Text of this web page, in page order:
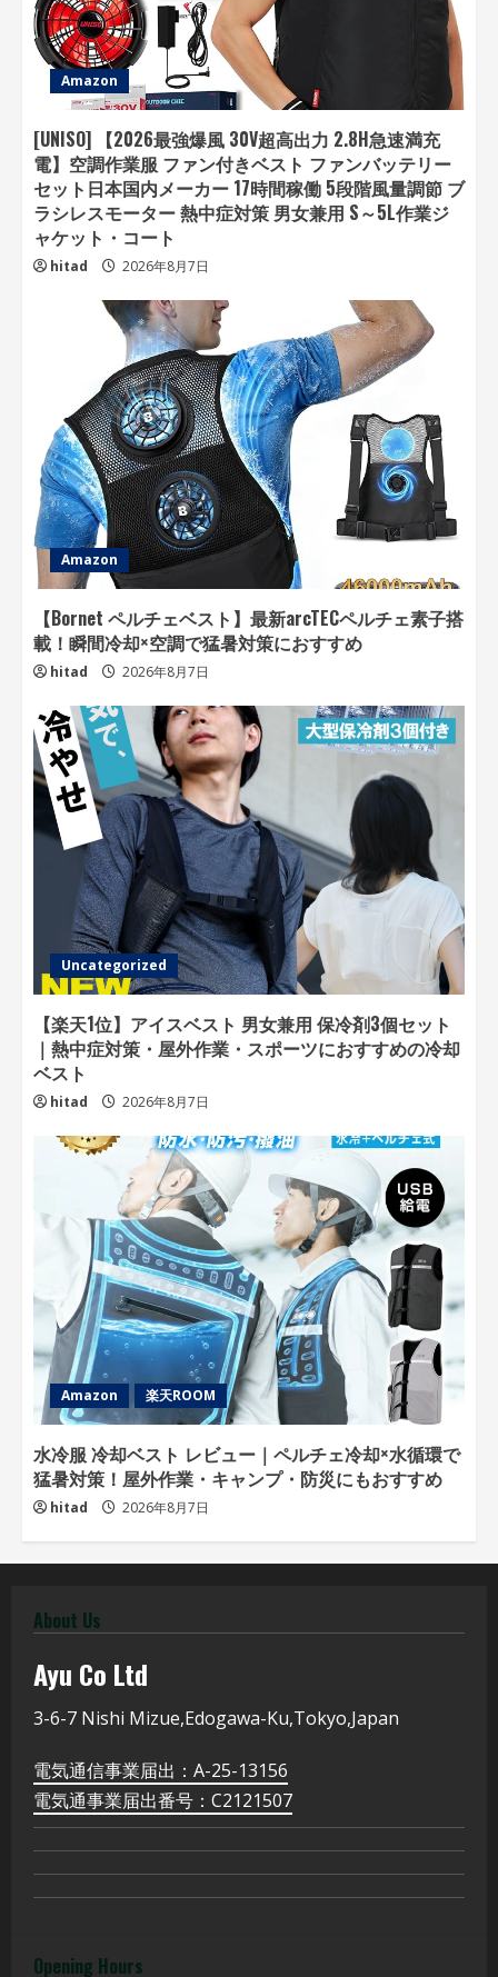
Amazon
[UNISO] 【2026最強爆風 30V超高出力 2.8H急速満充
電】空調作業服 ファン付きベスト ファンバッテリー
セット日本国内メーカー 17時間稼働 5段階風量調節 ブ
ラシレスモーター 熱中症対策 男女兼用 S～5L作業ジ
ャケット・コート
hitad 2026年8月7日
Amazon
【Bornet ペルチェベスト】最新arcTECペルチェ素子搭
載！瞬間冷却×空調で猛暑対策におすすめ
hitad 2026年8月7日
Uncategorized
【楽天1位】アイスベスト 男女兼用 保冷剤3個セット
｜熱中症対策・屋外作業・スポーツにおすすめの冷却
ベスト
hitad 2026年8月7日
Amazon 楽天ROOM
水冷服 冷却ベスト レビュー｜ペルチェ冷却×水循環で
猛暑対策！屋外作業・キャンプ・防災にもおすすめ
hitad 2026年8月7日
About Us
Ayu Co Ltd
3-6-7 Nishi Mizue,Edogawa-Ku,Tokyo,Japan
電気通信事業届出：A-25-13156
電気通事業届出番号：C2121507
Opening Hours